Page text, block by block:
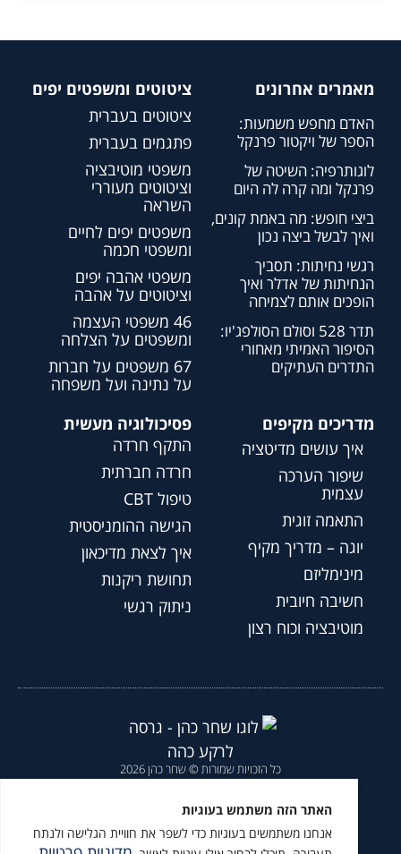
האתר הזה משתמש בעוגיות
אנחנו משתמשים בעוגיות כדי לשפר את חוויית הגלישה ולנתח
מאמרים אחרונים
האדם מחפש משמעות:
הספר של ויקטור פרנקל
לוגותרפיה: השיטה של
פרנקל ומה קרה לה היום
ביצי חופש: מה באמת קונים,
ואיך לבשל ביצה נכון
רגשי נחיתות: תסביך
הנחיתות של אדלר ואיך
הופכים אותם לצמיחה
תדר 528 וסולם הסולפג'יו:
הסיפור האמיתי מאחורי
התדרים העתיקים
ציטוטים ומשפטים יפים
ציטוטים בעברית
פתגמים בעברית
משפטי מוטיבציה
וציטוטים מעוררי
השראה
משפטים יפים לחיים
ומשפטי חכמה
משפטי אהבה יפים
וציטוטים על אהבה
46 משפטי העצמה
ומשפטים על הצלחה
67 משפטים על חברות
על נתינה ועל משפחה
מדריכים מקיפים
איך עושים מדיטציה
שיפור הערכה
עצמית
התאמה זוגית
יוגה – מדריך מקיף
מינימליזם
חשיבה חיובית
מוטיבציה וכוח רצון
פסיכולוגיה מעשית
התקף חרדה
חרדה חברתית
טיפול CBT
הגישה ההומניסטית
איך לצאת מדיכאון
תחושת ריקנות
ניתוק רגשי
כל הזכויות שמורות © שחר כהן 2026
הצהרת נגישות|מדיניות פרטיות
מומלץ לעקוב גם ב